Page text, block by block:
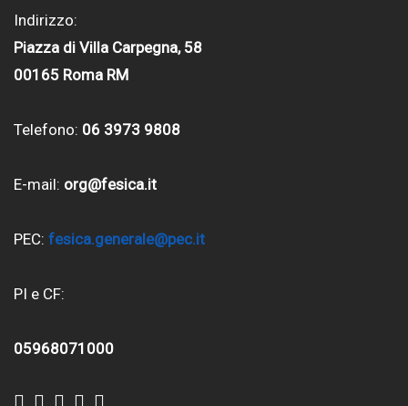
Indirizzo:
Piazza di Villa Carpegna, 58
00165 Roma RM
Telefono: 06 3973 9808
E-mail: org@fesica.it
PEC: fesica.generale@pec.it
PI e CF:
05968071000